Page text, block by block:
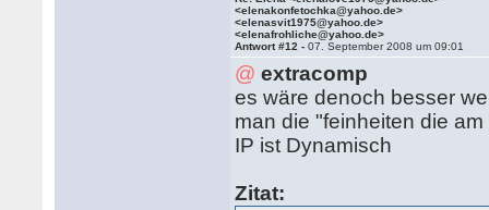
<elenakonfetochka@yahoo.de>
<elenasvit1975@yahoo.de>
<elenafrohliche@yahoo.de>
Antwort #12 -07. September 2008 um 09:01
@ extracomp
es wäre denoch besser
man die "feinheiten die
IP ist Dynamisch
Zitat: